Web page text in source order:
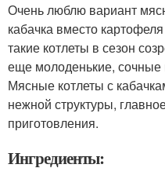
Очень люблю вариант
кабачка вместо
такие котлеты в сезон
еще молоденькие,
Мясные котлеты с
нежной структуры,
приготовления.
Ингредиенты: